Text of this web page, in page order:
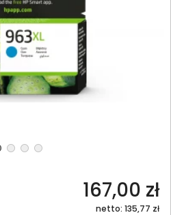
167,00 zł
netto: 135,77 zł